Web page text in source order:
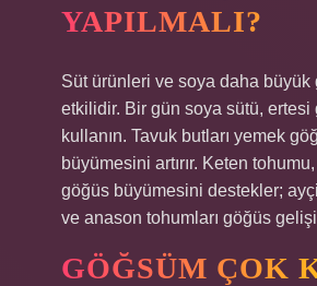
YAPILMALI?
Süt ürünleri ve soya daha büyük
etkilidir. Bir gün soya sütü, ertesi
kullanın. Tavuk butları yemek
büyümesini artırır. Keten
göğüs büyümesini destekler;
ve anason tohumları göğüs
GÖĞSÜM ÇOK